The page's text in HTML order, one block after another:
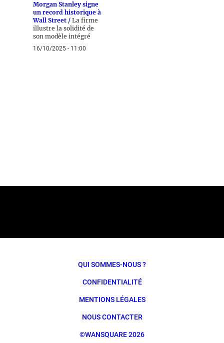
Morgan Stanley signe
un record historique à
Wall Street / La firme
illustre la solidité de
son modèle intégré
16/10/2025 - 11:00
QUI SOMMES-NOUS ?
CONFIDENTIALITÉ
MENTIONS LÉGALES
NOUS CONTACTER
©WANSQUARE 2026